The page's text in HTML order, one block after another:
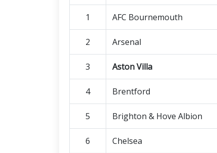
1 AFC Bournemouth
2 Arsenal
3 Aston Villa
4 Brentford
5 Brighton & Hove Albion
6 Chelsea